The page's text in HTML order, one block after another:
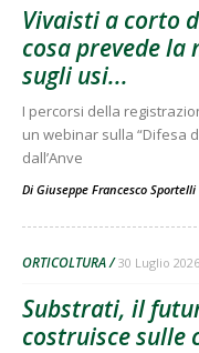
Vivaisti a corto
cosa prevede la
sugli usi...
I percorsi della
un webinar sulla “Difesa
dall’Anve
Di Giuseppe Francesco Sportelli
ORTICOLTURA 30 Luglio 2026
Substrati, il
costruisce sulle